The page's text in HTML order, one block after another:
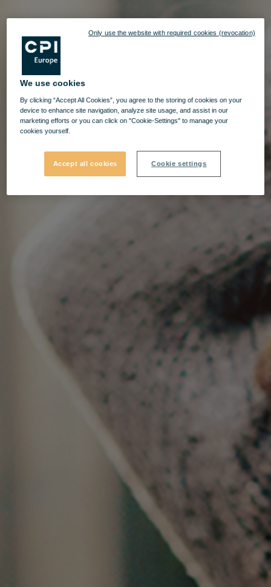
We use cookies
By clicking “Accept All Cookies”, you agree to the storing of cookies on your
device to enhance site navigation, analyze site usage, and assist in our
marketing efforts or you can click on "Cookie-Settings" to manage your
cookies yourself.
Accept all cookies Cookie settings
Only use the website with required cookies (revocation)